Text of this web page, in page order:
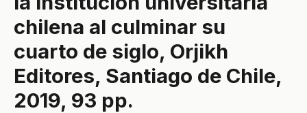
chilena al culminar su
cuarto de siglo, Orjikh
Editores, Santiago de Chile,
2019, 93 pp.